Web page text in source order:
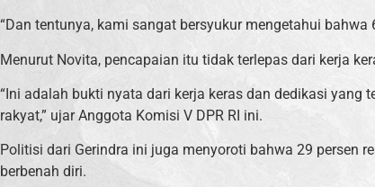
“Dan tentunya, kami sangat bersyukur mengetahui
Menurut Novita, pencapaian itu tidak terlepas dari kerja
“Ini adalah bukti nyata dari kerja keras dan dedikasi
rakyat,” ujar Anggota Komisi V DPR RI ini.
Politisi dari Gerindra ini juga menyoroti bahwa 29 persen
berbenah diri.